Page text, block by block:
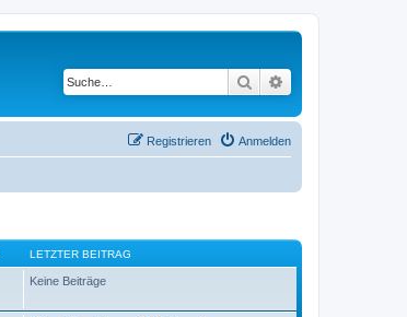
Suche
Anmelden
Registrieren
LETZTER BEITRAG
Keine Beiträge